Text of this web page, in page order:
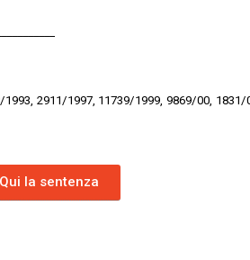
2911/1997, 11739/1999, 9869/00,
Qui la sentenza